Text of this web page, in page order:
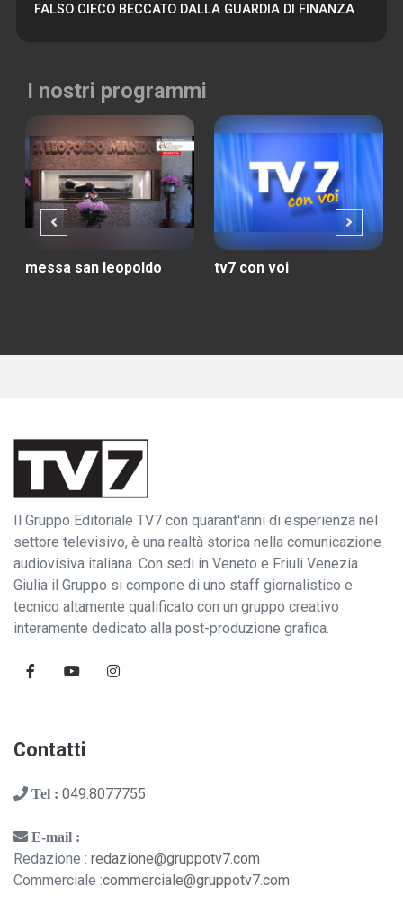
FALSO CIECO BECCATO DALLA GUARDIA DI FINANZA
I nostri programmi
messa san leopoldo tv7 con voi
Il Gruppo Editoriale TV7 con quarant'anni di esperienza nel
settore televisivo, è una realtà storica nella comunicazione
audiovisiva italiana. Con sedi in Veneto e Friuli Venezia
Giulia il Gruppo si compone di uno staff giornalistico e
tecnico altamente qualificato con un gruppo creativo
interamente dedicato alla post-produzione grafica.
Contatti
Tel : 049.8077755
E-mail :
Redazione : redazione@gruppotv7.com
Commerciale :commerciale@gruppotv7.com